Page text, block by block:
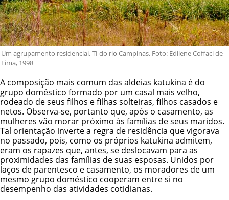
Um agrupamento residencial, TI do rio Campinas. Foto: Edilene Coffaci de
Lima, 1998
A composição mais comum das aldeias katukina é do
grupo doméstico formado por um casal mais velho,
rodeado de seus filhos e filhas solteiras, filhos casados e
netos. Observa-se, portanto que, após o casamento, as
mulheres vão morar próximo às famílias de seus maridos.
Tal orientação inverte a regra de residência que vigorava
no passado, pois, como os próprios katukina admitem,
eram os rapazes que, antes, se deslocavam para as
proximidades das famílias de suas esposas. Unidos por
laços de parentesco e casamento, os moradores de um
mesmo grupo doméstico cooperam entre si no
desempenho das atividades cotidianas.